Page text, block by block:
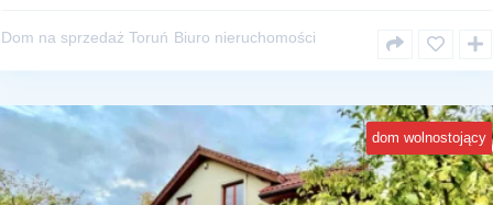
Dom na sprzedaż Toruń Biuro nieruchomości
dom wolnostojący